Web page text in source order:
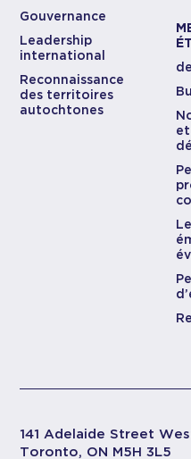
Gouvernance
Leadership
international
Reconnaissance
des territoires
autochtones
141 Adelaide Street
Toronto, ON M5H 3L5